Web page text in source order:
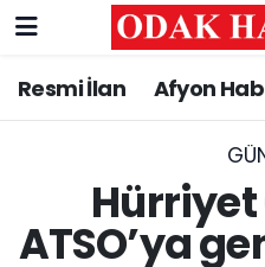
Resmi İlan Afyon
Hürriyet
ATSO’ya
AFYONKARAHİSAR
ASAYİŞ
Nöbetçi Eczaneler
Trafik Durumu